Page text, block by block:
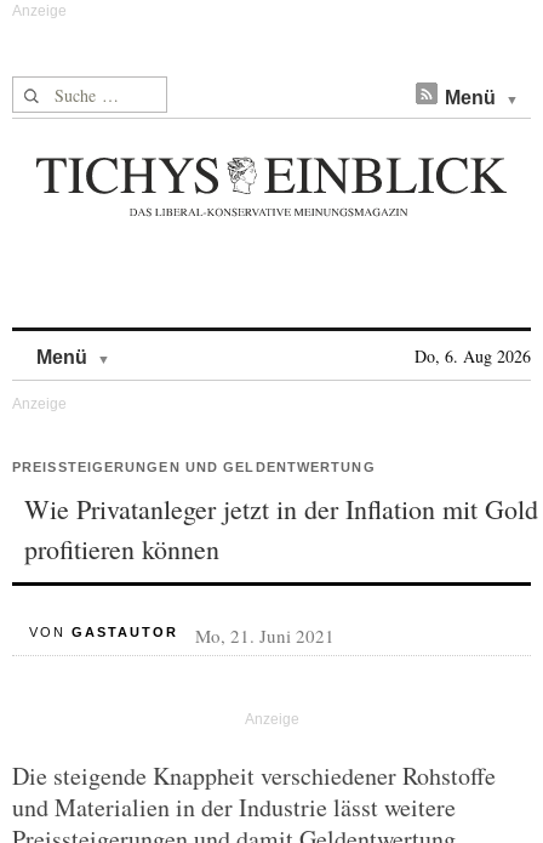
Suche nach: Menü
Menü Do, 6. Aug 2026
PREISSTEIGERUNGEN UND GELDENTWERTUNG
Wie Privatanleger jetzt in der Inflation mit Gold
profitieren können
VON GASTAUTOR Mo, 21. Juni 2021
Die steigende Knappheit verschiedener Rohstoffe
und Materialien in der Industrie lässt weitere